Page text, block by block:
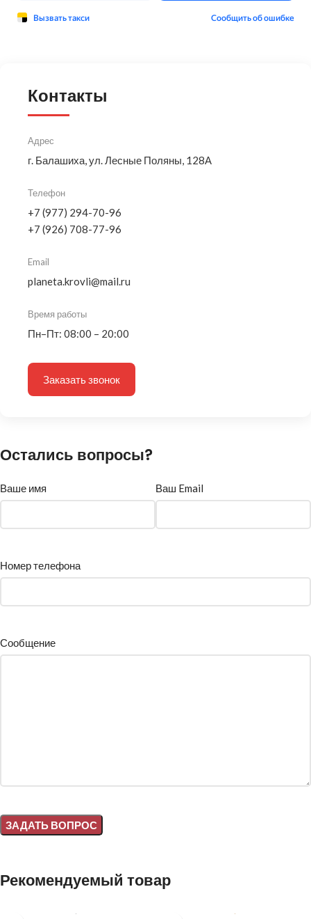
Контакты
Адрес
г. Балашиха, ул. Лесные Поляны, 128А
Телефон
+7 (977) 294-70-96
+7 (926) 708-77-96
Email
planeta.krovli@mail.ru
Время работы
Пн–Пт: 08:00 – 20:00
Заказать звонок
Остались вопросы?
Ваше имя Ваш Email
Номер телефона
Сообщение
Рекомендуемый товар